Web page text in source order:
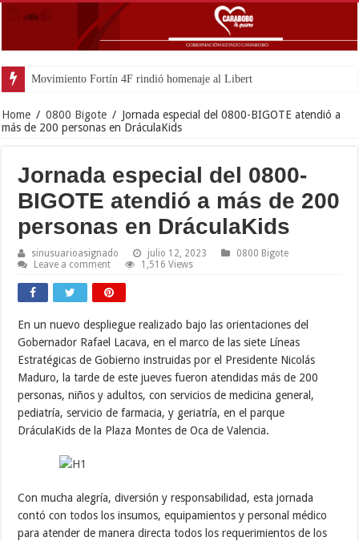
Movimiento Fortín 4F rindió homenaje al Libertador Simón Bolíva
Home / 0800 Bigote / Jornada especial del 0800-BIGOTE atendió a
más de 200 personas en DráculaKids
Jornada especial del 0800-
BIGOTE atendió a más de 200
personas en DráculaKids
sinusuarioasignado julio 12, 2023
0800 Bigote
Leave a comment
1,516 Views
En un nuevo despliegue realizado bajo las orientaciones del
Gobernador Rafael Lacava, en el marco de las siete Líneas
Estratégicas de Gobierno instruidas por el Presidente Nicolás
Maduro, la tarde de este jueves fueron atendidas más de 200
personas, niños y adultos, con servicios de medicina general,
pediatría, servicio de farmacia, y geriatría, en el parque
DráculaKids de la Plaza Montes de Oca de Valencia.
Con mucha alegría, diversión y responsabilidad, esta jornada
contó con todos los insumos, equipamientos y personal médico
para atender de manera directa todos los requerimientos de los